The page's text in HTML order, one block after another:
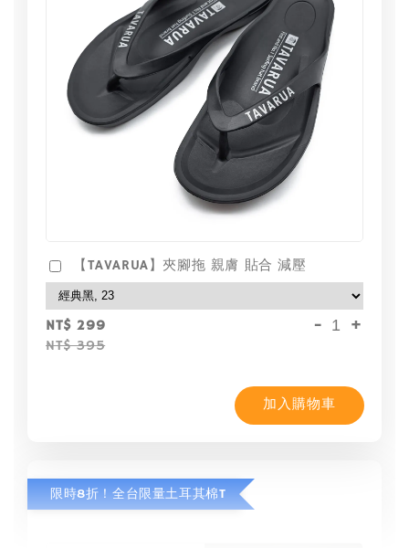
【TAVARUA】夾腳拖 親膚 貼合 減壓
NT$ 299
NT$ 395
- +
加入購物車
限時8折！全台限量土耳其棉T